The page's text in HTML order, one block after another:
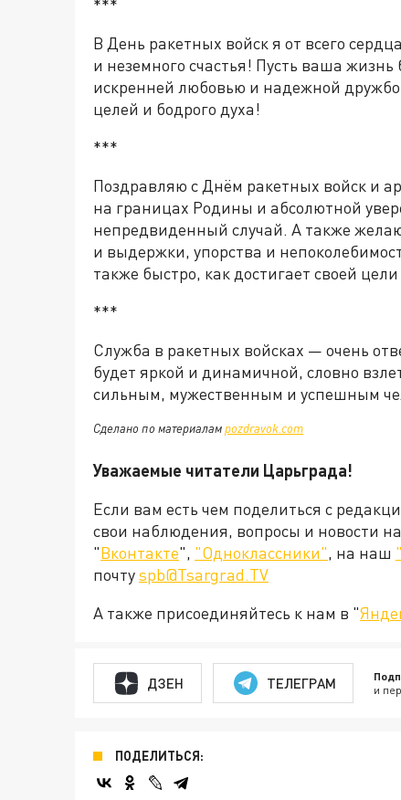
***
В День ракетных войск я от всего
и неземного счастья! Пусть ваша
искренней любовью и надежной
целей и бодрого духа!
***
Поздравляю с Днём ракетных войск и
на границах Родины и абсолютной
непредвиденный случай. А также
и выдержки, упорства и
также быстро, как достигает своей
***
Служба в ракетных войсках — очень
будет яркой и динамичной, словно
сильным, мужественным и успешным
Сделано по материаламpozdravok.com
Уважаемые читатели Царьграда!
Если вам есть чем поделиться с
свои наблюдения, вопросы и новости
"Вконтакте", "Одноклассники", на наш
почтуspb@Tsargrad.TV
А также присоединяйтесь к нам в "
ДЗЕН ТЕЛЕГРАМ и
ПОДЕЛИТЬСЯ: